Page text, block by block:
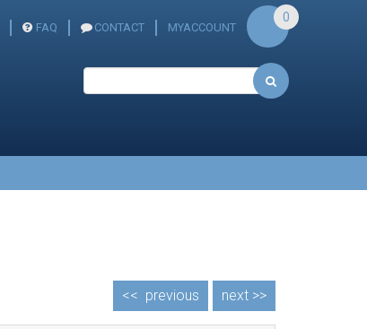
FAQ CONTACT MYACCOUNT
0
next >>
<< previous